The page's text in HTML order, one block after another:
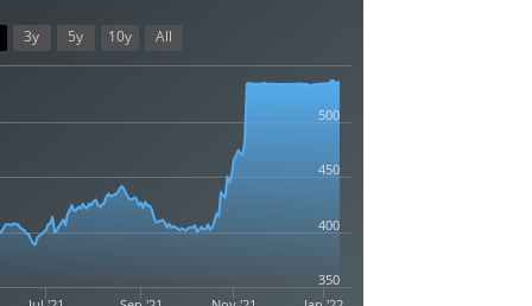
400
450
500
350
3y 5y 10y All